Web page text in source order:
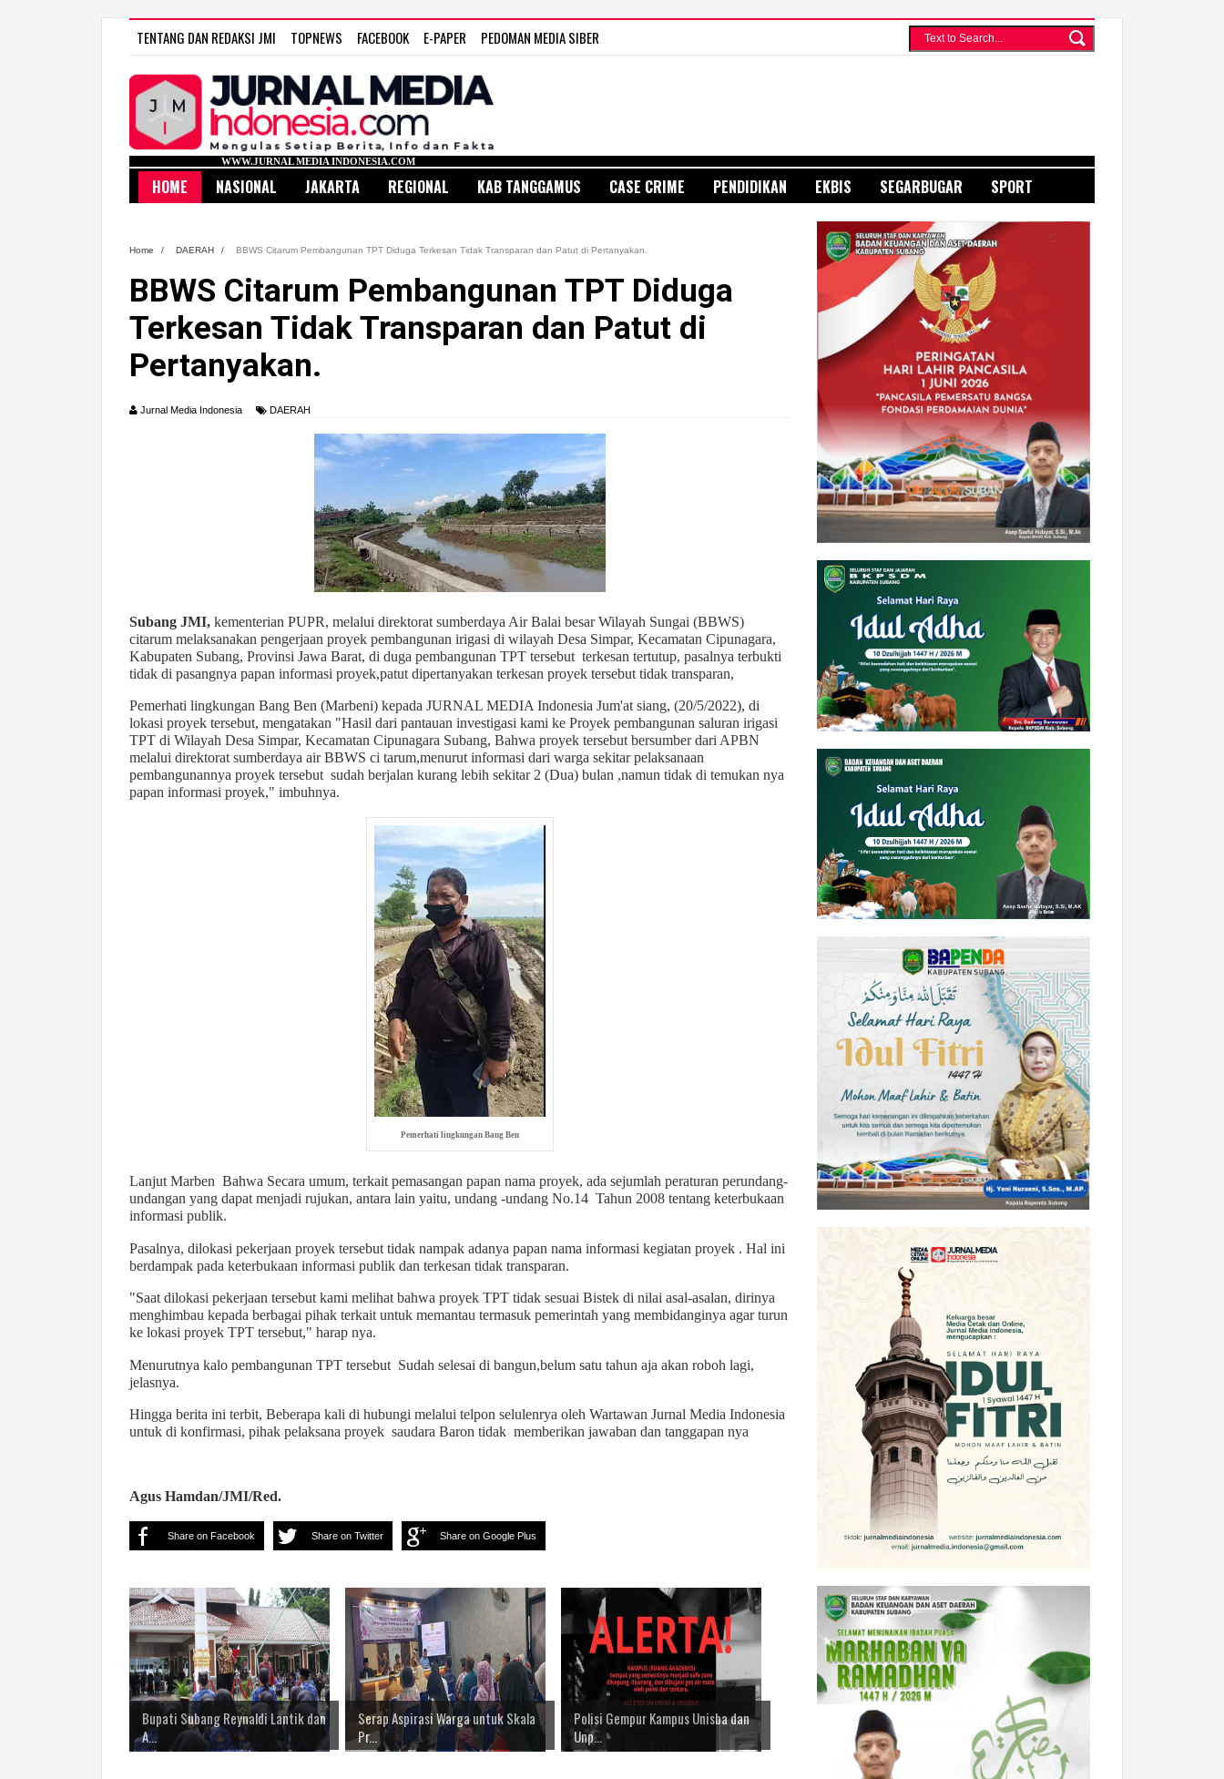
TENTANG DAN REDAKSI JMI TOPNEWS FACEBOOK E-PAPER PEDOMAN MEDIA SIBER
WWW.JURNAL MEDIA INDONESIA.COM
HOME NASIONAL JAKARTA REGIONAL KAB TANGGAMUS CASE CRIME PENDIDIKAN EKBIS SEGARBUGAR SPORT
Home / DAERAH / BBWS Citarum Pembangunan TPT Diduga Terkesan Tidak Transparan dan Patut di Pertanyakan.
BBWS Citarum Pembangunan TPT Diduga
Terkesan Tidak Transparan dan Patut di
Pertanyakan.
Jurnal Media Indonesia DAERAH
Subang JMI, kementerian PUPR, melalui direktorat sumberdaya Air Balai besar Wilayah Sungai (BBWS)
citarum melaksanakan pengerjaan proyek pembangunan irigasi di wilayah Desa Simpar, Kecamatan Cipunagara,
Kabupaten Subang, Provinsi Jawa Barat, di duga pembangunan TPT tersebut terkesan tertutup, pasalnya terbukti
tidak di pasangnya papan informasi proyek,patut dipertanyakan terkesan proyek tersebut tidak transparan,
Pemerhati lingkungan Bang Ben (Marbeni) kepada JURNAL MEDIA Indonesia Jum'at siang, (20/5/2022), di
lokasi proyek tersebut, mengatakan "Hasil dari pantauan investigasi kami ke Proyek pembangunan saluran irigasi
TPT di Wilayah Desa Simpar, Kecamatan Cipunagara Subang, Bahwa proyek tersebut bersumber dari APBN
melalui direktorat sumberdaya air BBWS ci tarum,menurut informasi dari warga sekitar pelaksanaan
pembangunannya proyek tersebut sudah berjalan kurang lebih sekitar 2 (Dua) bulan ,namun tidak di temukan nya
papan informasi proyek," imbuhnya.
Pemerhati lingkungan Bang Ben
Lanjut Marben Bahwa Secara umum, terkait pemasangan papan nama proyek, ada sejumlah peraturan perundang-
undangan yang dapat menjadi rujukan, antara lain yaitu, undang -undang No.14 Tahun 2008 tentang keterbukaan
informasi publik.
Pasalnya, dilokasi pekerjaan proyek tersebut tidak nampak adanya papan nama informasi kegiatan proyek . Hal ini
berdampak pada keterbukaan informasi publik dan terkesan tidak transparan.
"Saat dilokasi pekerjaan tersebut kami melihat bahwa proyek TPT tidak sesuai Bistek di nilai asal-asalan, dirinya
menghimbau kepada berbagai pihak terkait untuk memantau termasuk pemerintah yang membidanginya agar turun
ke lokasi proyek TPT tersebut," harap nya.
Menurutnya kalo pembangunan TPT tersebut Sudah selesai di bangun,belum satu tahun aja akan roboh lagi,
jelasnya.
Hingga berita ini terbit, Beberapa kali di hubungi melalui telpon selulenrya oleh Wartawan Jurnal Media Indonesia
untuk di konfirmasi, pihak pelaksana proyek saudara Baron tidak memberikan jawaban dan tanggapan nya
Agus Hamdan/JMI/Red.
Share on Facebook Share on Twitter Share on Google Plus
Bupati Subang Reynaldi Lantik dan
A...
Serap Aspirasi Warga untuk Skala
Pr...
Polisi Gempur Kampus Unisba dan
Unp...